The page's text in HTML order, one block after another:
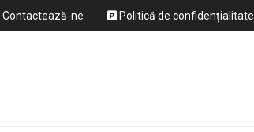
Contactează-ne Politică de confidențialitate